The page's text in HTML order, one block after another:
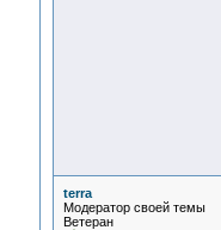
terra
Модератор своей темы
Ветеран